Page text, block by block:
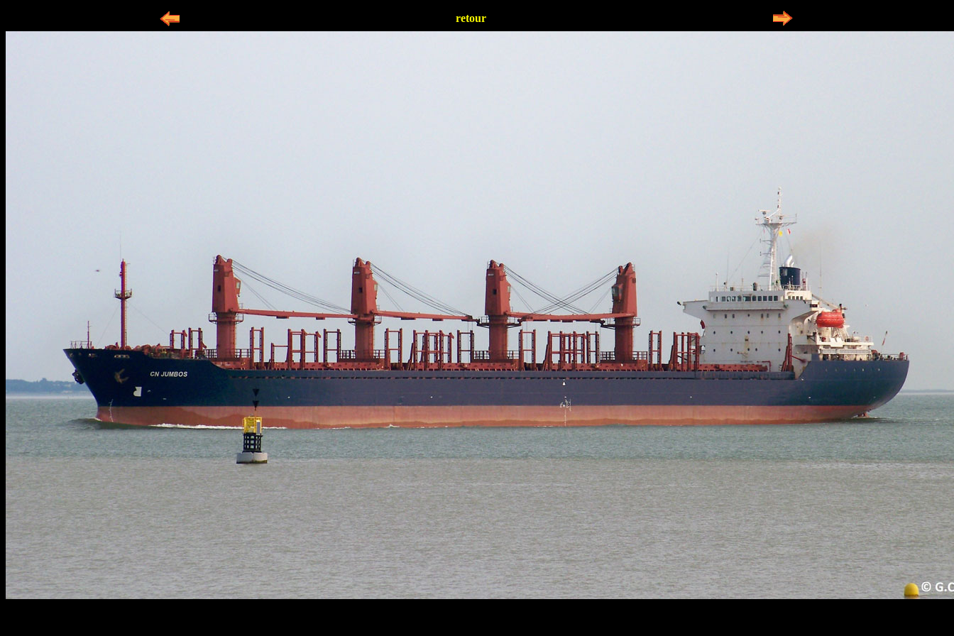
retour